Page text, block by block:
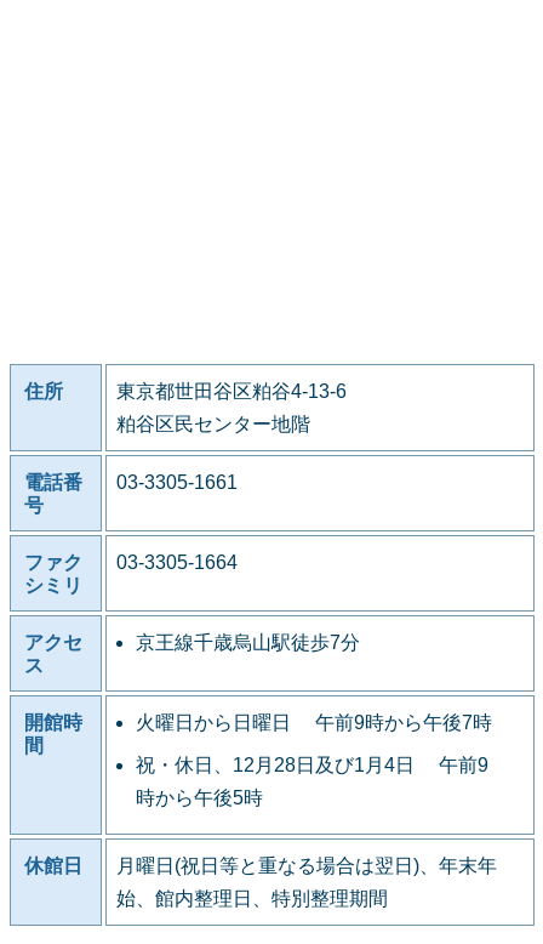
住所
東京都世田谷区粕谷4-13-6
粕谷区民センター地階
電話番
号
03-3305-1661
ファク
シミリ
03-3305-1664
アクセ
ス
京王線千歳烏山駅徒歩7分
開館時
間
火曜日から日曜日 午前9時から午後7時
祝・休日、12月28日及び1月4日 午前9
時から午後5時
休館日
月曜日(祝日等と重なる場合は翌日)、年末年
始、館内整理日、特別整理期間